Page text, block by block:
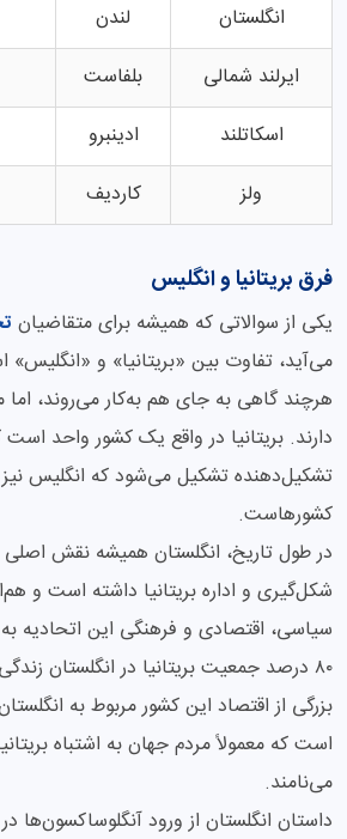
انگلستان
لندن
ایرلند شمالی
بلفاست
اسکاتلند
ادینبرو
ولز
کاردیف
فرق بریتانیا و انگلیس
یکی از سوالاتی که همیشه برای متقاضیان
می‌آید، تفاوت بین «بریتانیا» و
هرچند گاهی به جای هم به‌کار می‌روند، اما
دارند. بریتانیا در واقع یک کشور واحد است
تشکیل‌دهنده تشکیل می‌شود که انگلیس نیز
کشورهاست.
در طول تاریخ، انگلستان همیشه نقش اصلی
شکل‌گیری و اداره بریتانیا داشته است و
سیاسی، اقتصادی و فرهنگی این اتحادیه
۸۰ درصد جمعیت بریتانیا در انگلستان
بزرگی از اقتصاد این کشور مربوط به
است که معمولاً مردم جهان به اشتباه
می‌نامند.
داستان انگلستان از ورود آنگلوساکسون‌ها